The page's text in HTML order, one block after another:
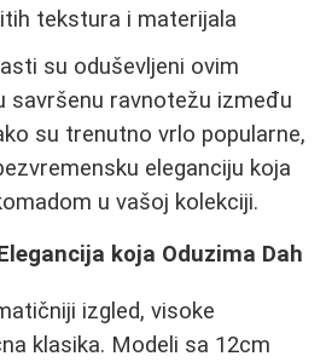
tekstura i materijala
su oduševljeni ovim
savršenu ravnotežu između
su trenutno vrlo popularne,
eleganciju koja
u vašoj kolekciji.
koja Oduzima Dah
izgled, visoke
klasika. Modeli sa 12cm